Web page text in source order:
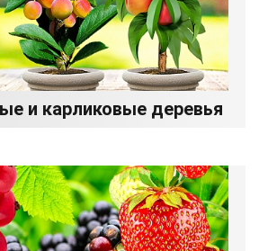
и карликовые деревья